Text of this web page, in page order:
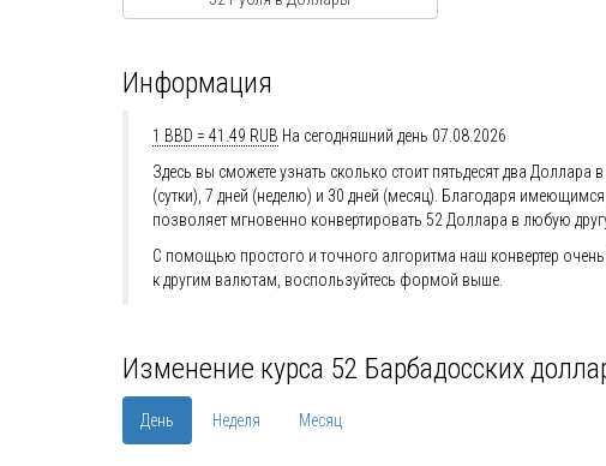
Информация
1 BBD = 41.49 RUB На сегодняшний день 07.08.2026
Здесь вы сможете узнать сколько стоит пятьдесят два
(сутки), 7 дней (неделю) и 30 дней (месяц). Благодаря
позволяет мгновенно конвертировать 52 Доллара в любую
С помощью простого и точного алгоритма наш конвертер
к другим валютам, воспользуйтесь формой выше.
Изменение курса 52 Барбадосских
День Неделя Месяц